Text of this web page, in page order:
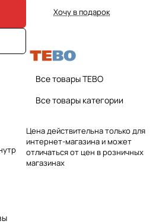
Хочу в подарок
Все товары TEBO
Все товары категории
Цена действительна только для
интернет-магазина и может
отличаться от цен в розничных
магазинах